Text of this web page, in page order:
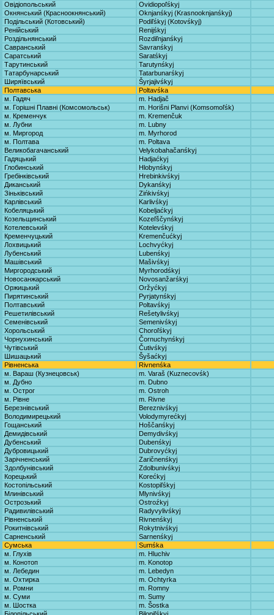
Овідіопольський
Ovidiopoľśkyj
Окнянський (Красноокнянський)
Oknjanśkyj (Krasnooknjanśkyj)
Подільський (Котовський)
Podiľśkyj (Kotovśkyj)
Ренійський
Renijśkyj
Роздільнянський
Rozdiľnjanśkyj
Савранський
Savranśkyj
Саратський
Saratśkyj
Тарутинський
Tarutynśkyj
Татарбунарський
Tatarbunarśkyj
Ширяївський
Šyrjajivśkyj
Полтавська
Poltavśka
м. Гадяч
m. Hadjač
м. Горішні Плавні (Комсомольськ)
m. Horišni Planvi (Komsomoľśk)
м. Кременчук
m. Kremenčuk
м. Лубни
m. Lubny
м. Миргород
m. Myrhorod
м. Полтава
m. Poltava
Великобагачанський
Velykobahačanśkyj
Гадяцький
Hadjaćkyj
Глобинський
Hlobynśkyj
Гребінківський
Hrebinkivśkyj
Диканський
Dykanśkyj
Зіньківський
Zińkivśkyj
Карлівський
Karlivśkyj
Кобеляцький
Kobeljaćkyj
Козельщинський
Kozeľščynśkyj
Котелевський
Kotelevśkyj
Кременчуцький
Kremenčućkyj
Лохвицький
Lochvyćkyj
Лубенський
Lubenśkyj
Машівський
Mašivśkyj
Миргородський
Myrhorodśkyj
Новосанжарський
Novosanžarśkyj
Оржицький
Oržyćkyj
Пирятинський
Pyrjatynśkyj
Полтавський
Poltavśkyj
Решетилівський
Rešetylivśkyj
Семенівський
Semenivśkyj
Хорольський
Choroľśkyj
Чорнухинський
Čornuchynśkyj
Чутівський
Čutivśkyj
Шишацький
Šyšaćkyj
Рівненська
Rivnenśka
м. Вараш (Кузнецовськ)
m. Varaš (Kuznecovśk)
м. Дубно
m. Dubno
м. Острог
m. Ostroh
м. Рівне
m. Rivne
Березнівський
Bereznivśkyj
Володимирецький
Volodymyrećkyj
Гощанський
Hoščanśkyj
Демидівський
Demydivśkyj
Дубенський
Dubenśkyj
Дубровицький
Dubrovyćkyj
Зарічненський
Zaričnenśkyj
Здолбунівський
Zdolbunivśkyj
Корецький
Korećkyj
Костопільський
Kostopiľśkyj
Млинівський
Mlynivśkyj
Острозький
Ostroźkyj
Радивилівський
Radyvylivśkyj
Рівненський
Rivnenśkyj
Рокитнівський
Rokytnivśkyj
Сарненський
Sarnenśkyj
Сумська
Sumśka
м. Глухів
m. Hluchiv
м. Конотоп
m. Konotop
м. Лебедин
m. Lebedyn
м. Охтирка
m. Ochtyrka
м. Ромни
m. Romny
м. Суми
m. Sumy
м. Шостка
m. Šostka